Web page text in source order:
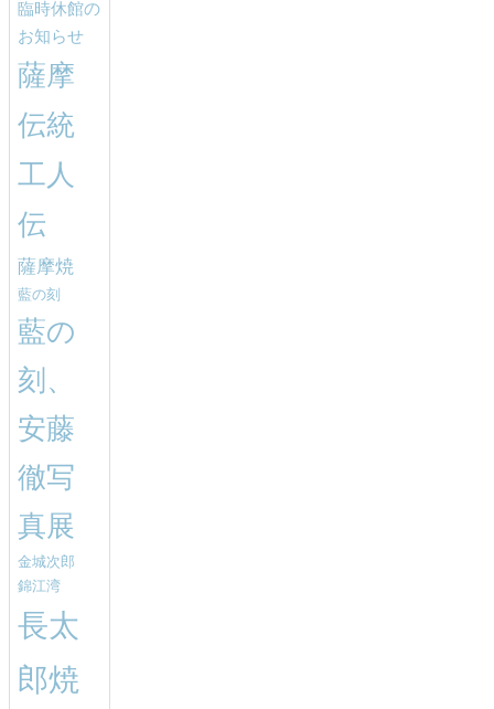
臨時休館の
お知らせ
薩摩
伝統
工人
伝
薩摩焼
藍の刻
藍の
刻、
安藤
徹写
真展
金城次郎
錦江湾
長太
郎焼